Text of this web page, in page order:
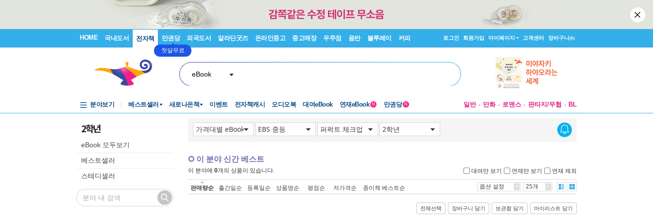
HOME 국내도서 전자책 만권당
첫달무료
외국도서 알라딘굿즈 온라인중고 중고매장 우주점 음반 블루레이 커피 로그인 회원가입 마이페이지 고객센터 장바구니(0)
eBook
분야보기 베스트셀러 새로나온책 이벤트 전자책캐시 오디오북 대여eBook 연재eBook N 만권당 N 일반 만화 로맨스 판타지/무협 BL
2학년
eBook 모두보기
베스트셀러
스테디셀러
이 분야 신간 베스트
이 분야에 0개의 상품이 있습니다. 대여만 보기 연재만 보기 연재 제외
판매량순 출간일순 등록일순 상품명순 평점순 저가격순 종이책 베스트순 옵션 설정 25개
전체선택 장바구니 담기 보관함 담기 마이리스트 담기